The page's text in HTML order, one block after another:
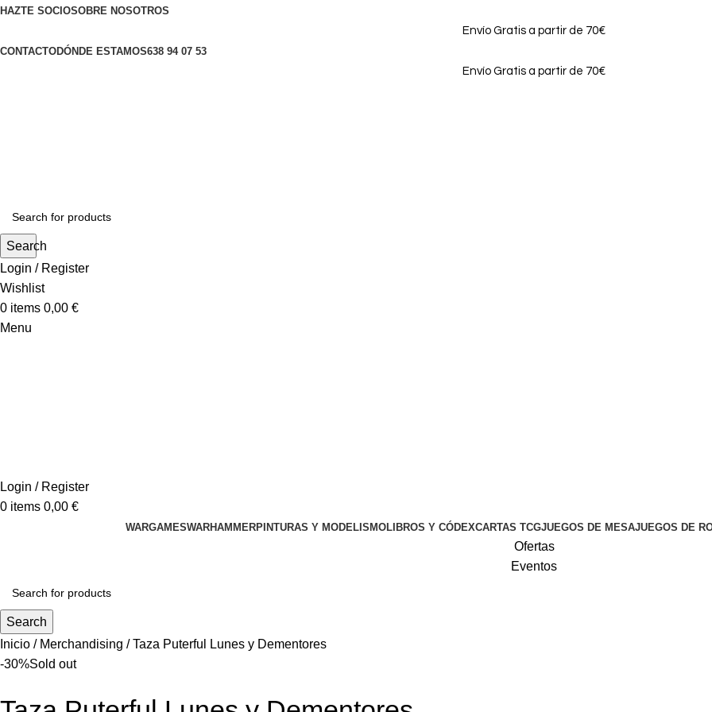
HAZTE SOCIOSOBRE NOSOTROS
Envío Gratis a partir de 70€
CONTACTODÓNDE ESTAMOS638 94 07 53
Envío Gratis a partir de 70€
Search
Login / Register
Wishlist
0 items 0,00 €
Menu
Login / Register
0 items 0,00 €
WARGAMESWARHAMMERPINTURAS Y MODELISMOLIBROS Y CÓDEXCARTAS TCGJUEGOS DE MESAJUEGOS DE
Ofertas
Eventos
Search
Inicio
Merchandising
Taza Puterful Lunes y Dementores
-30%Sold out